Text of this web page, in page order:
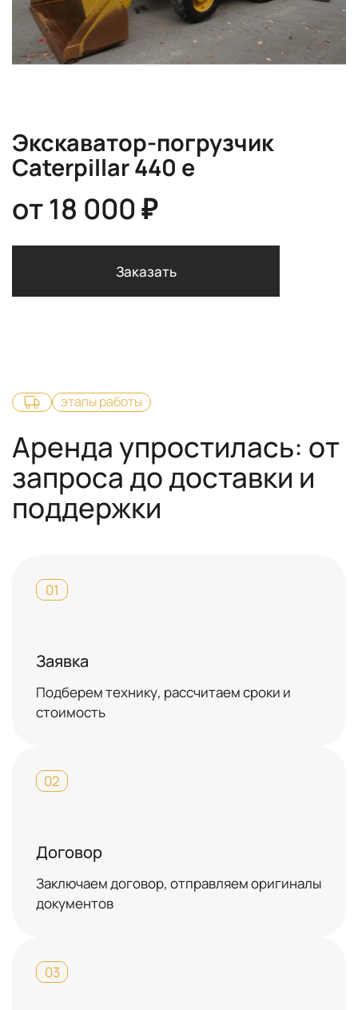
Экскаватор-погрузчик
Caterpillar 440 e
от18 000 ₽
Заказать
этапы работы
Аренда упростилась: от
запроса до доставки и
поддержки
01
Заявка
Подберем технику, рассчитаем сроки и
стоимость
02
Договор
Заключаем договор, отправляем оригиналы
документов
03